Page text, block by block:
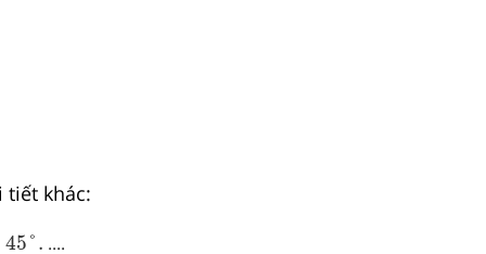
tiết khác:
45°. ....